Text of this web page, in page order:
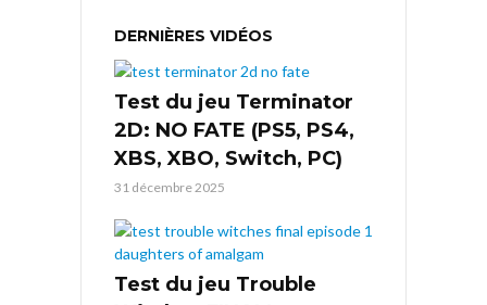
DERNIÈRES VIDÉOS
Test du jeu Terminator
2D: NO FATE (PS5, PS4,
XBS, XBO, Switch, PC)
31 décembre 2025
Test du jeu Trouble